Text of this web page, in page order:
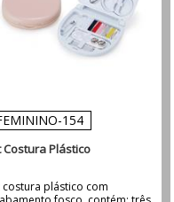
154
Costura Plástico
costura plástico com